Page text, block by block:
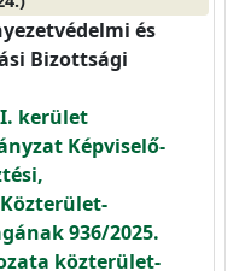
és
Bizottsági
kerület
Képviselő-
936/2025.
közterület-